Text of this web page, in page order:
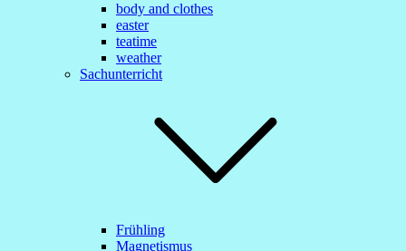
body and clothes
easter
teatime
weather
Sachunterricht
Frühling
Magnetismus